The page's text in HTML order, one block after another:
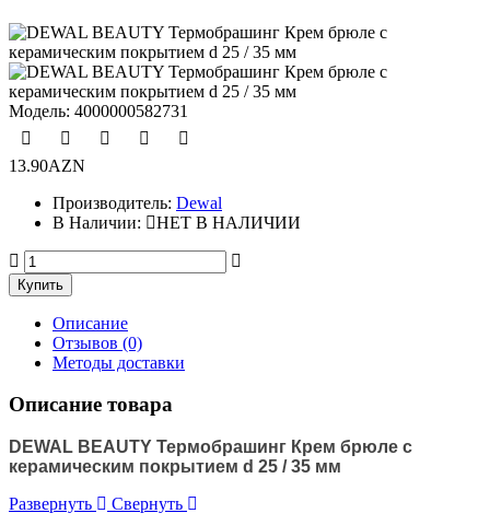
Модель: 4000000582731
13.90AZN
Производитель: Dewal
В Наличии:
НЕТ В НАЛИЧИИ
Описание
Отзывов (0)
Методы доставки
Описание товара
DEWAL BEAUTY Термобрашинг Крем брюле с
керамическим покрытием d 25 / 35 мм
Развернуть
Свернуть